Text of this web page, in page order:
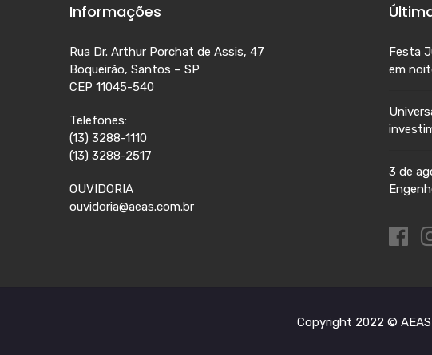
Informações
Rua Dr. Arthur Porchat de Assis, 47
Boqueirão, Santos – SP
CEP 11045-540
Telefones:
(13) 3288-1110
(13) 3288-2517
OUVIDORIA
ouvidoria@aeas.com.br
Festa
em
3 de
Copyright 2022 ©